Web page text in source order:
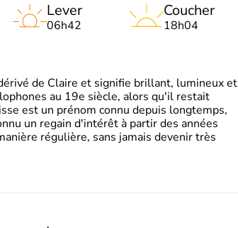
Lever
06h42
Coucher
18h04
de Claire et signifie brillant, lumineux et
au 19e siècle, alors qu'il restait
est un prénom connu depuis longtemps,
un regain d'intérêt à partir des années
régulière, sans jamais devenir très